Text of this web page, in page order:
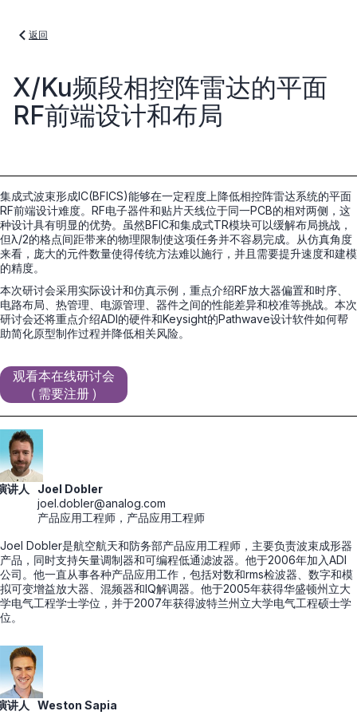
返回
X/Ku频段相控阵雷达的平面
RF前端设计和布局
集成式波束形成IC(BFICS)能够在一定程度上降低相控阵雷达系统的平面
RF前端设计难度。RF电子器件和贴片天线位于同一PCB的相对两侧，这
种设计具有明显的优势。虽然BFIC和集成式TR模块可以缓解布局挑战，
但λ/2的格点间距带来的物理限制使这项任务并不容易完成。从仿真角度
来看，庞大的元件数量使得传统方法难以施行，并且需要提升速度和建模
的精度。
本次研讨会采用实际设计和仿真示例，重点介绍RF放大器偏置和时序、
电路布局、热管理、电源管理、器件之间的性能差异和校准等挑战。本次
研讨会还将重点介绍ADI的硬件和Keysight的Pathwave设计软件如何帮
助简化原型制作过程并降低相关风险。
观看本在线研讨会
( 需要注册 )
讲人
Joel Dobler
joel.dobler@analog.com
产品应用工程师，产品应用工程师
Joel Dobler是航空航天和防务部产品应用工程师，主要负责波束成形器
产品，同时支持矢量调制器和可编程低通滤波器。他于2006年加入ADI
公司。他一直从事各种产品应用工作，包括对数和rms检波器、数字和模
拟可变增益放大器、混频器和IQ解调器。他于2005年获得华盛顿州立大
学电气工程学士学位，并于2007年获得波特兰州立大学电气工程硕士学
位。
讲人
Weston Sapia